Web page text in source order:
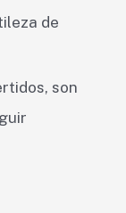
de
son